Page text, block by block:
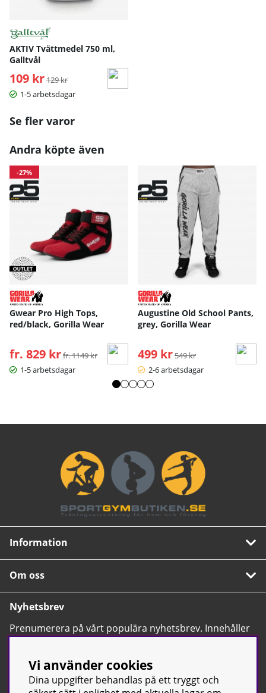
AKTIV Tvättmedel 750 ml,
Galltvål
109 kr Ordinarie pris:
129 kr
1-5 arbetsdagar
Se fler varor
Andra köpte även
-27%
Gwear Pro High Tops,
red/black, Gorilla Wear
fr. 829 kr Ordinarie pris:
fr. 1149 kr
1-5 arbetsdagar
Augustine Old School Pants,
grey, Gorilla Wear
499 kr Ordinarie pris:
549 kr
2-6 arbetsdagar
Information
Om oss
Nyhetsbrev
Prenumerera på vårt populära nyhetsbrev. Innehåller
tips, nyheter och våra allra bästa erbjudanden.
Vi använder cookies
Dina uppgifter behandlas på ett tryggt och